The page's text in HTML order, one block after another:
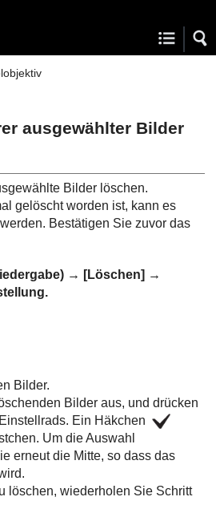
ausgewählter Bilder
Bilder löschen.
gelöscht worden ist, kann es
Bestätigen Sie zuvor das
) → [Löschen] →
Bilder.
Bilder aus, und drücken
Ein Häkchen
Um die Auswahl
erneut die Mitte, so dass das
löschen, wiederholen Sie Schritt